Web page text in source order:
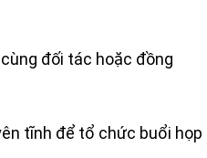
đối tác hoặc đồng
tĩnh để tổ chức buổi họp